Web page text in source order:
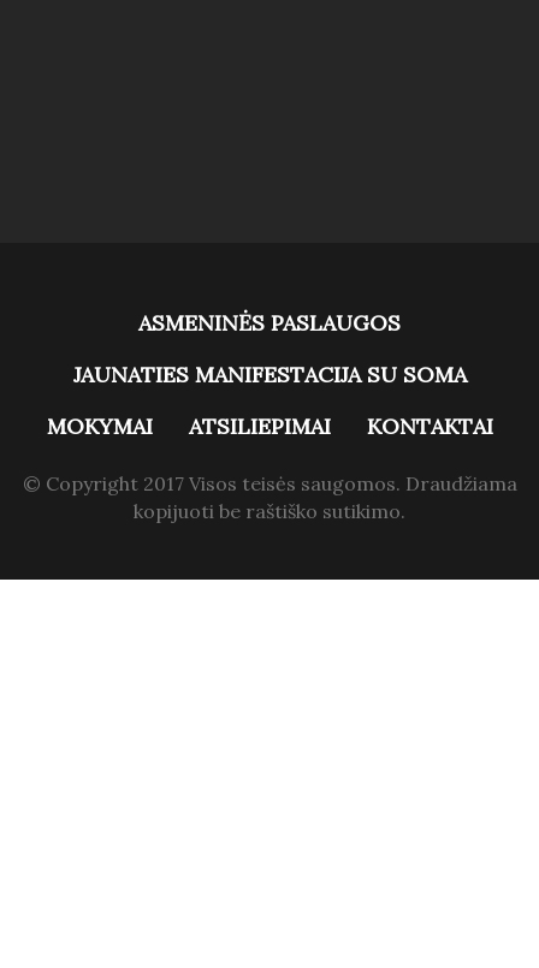
ASMENINĖS PASLAUGOS
JAUNATIES MANIFESTACIJA SU SOMA
MOKYMAI
ATSILIEPIMAI KONTAKTAI
© Copyright 2017 Visos teisės saugomos. Draudžiama
kopijuoti be raštiško sutikimo.